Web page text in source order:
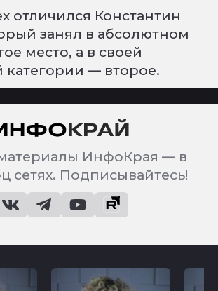
отличился Константин
занял в абсолютном
место, а в своей
категории — второе.
ИнфоКрая — в
сетях. Подписывайтесь!